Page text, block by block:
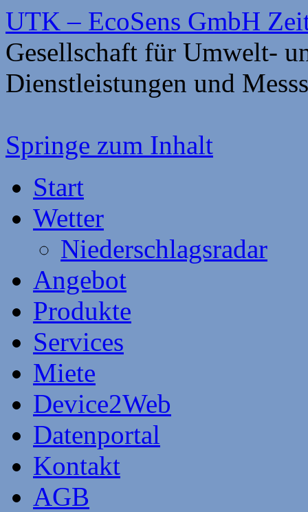
UTK – EcoSens GmbH
Gesellschaft für Umwelt-
Dienstleistungen und
Springe zum Inhalt
Start
Wetter
Niederschlagsradar
Angebot
Produkte
Services
Miete
Device2Web
Datenportal
Kontakt
AGB